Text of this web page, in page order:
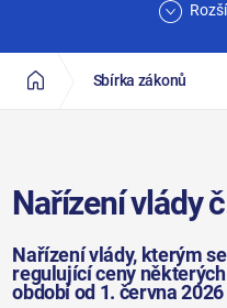
Sbírka zákonů
Nařízení vlády
Nařízení vlády, kterým
regulující ceny
období od 1. června